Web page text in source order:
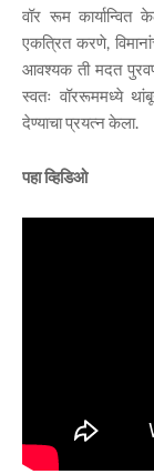
वॉर रूम कार्यान्वित
एकत्रित करणे,
आवश्यक ती मदत
स्वतः वॉररूममध्ये
देण्याचा प्रयत्न केला.
पहा व्हिडिओ